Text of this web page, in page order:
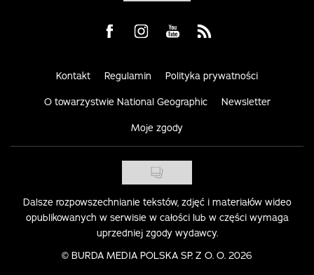
Visit us on Facebook
Visit us on Instagram
Visit us on Youtube
Visit us on Rss
Kontakt Regulamin Polityka prywatności
O towarzystwie National Geographic Newsletter
Moje zgody
Dalsze rozpowszechnianie tekstów, zdjęć i materiałów wideo
opublikowanych w serwisie w całości lub w części wymaga
uprzedniej zgody wydawcy.
© BURDA MEDIA POLSKA SP. Z O. O. 2026